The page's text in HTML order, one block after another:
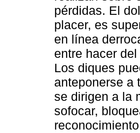
pérdidas. El
placer, es
en línea
entre hacer
Los diques
anteponerse a
se dirigen a la
sofocar,